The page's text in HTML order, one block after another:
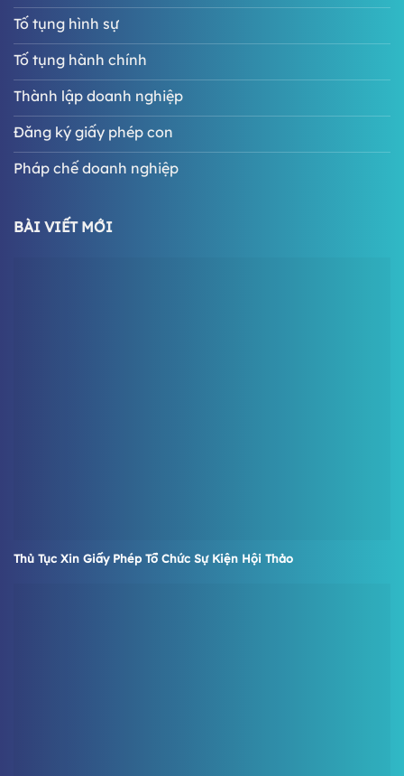
Tố tụng hình sự
Tố tụng hành chính
Thành lập doanh nghiệp
Đăng ký giấy phép con
Pháp chế doanh nghiệp
BÀI VIẾT MỚI
Thủ Tục Xin Giấy Phép Tổ Chức Sự Kiện Hội Thảo